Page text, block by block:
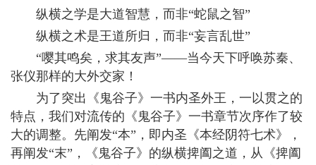
纵横之学是大道智慧，而非“蛇鼠之智”
纵横之术是王道所归，而非“妄言乱世”
“嘤其鸣矣，求其友声”——当今天下呼唤苏秦、
张仪那样的大外交家！
为了突出《鬼谷子》一书内圣外王，一以贯之的
特点，我们对流传的《鬼谷子》一书章节次序作了较
大的调整。先阐发“本”，即内圣《本经阴符七术》，
再阐发“末”，《鬼谷子》的纵横捭阖之道，从《捭阖